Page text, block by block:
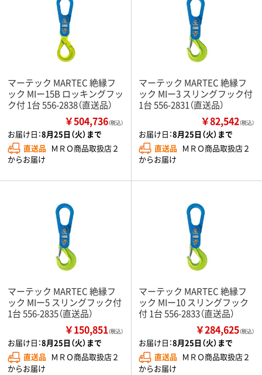
マーテック MARTEC 絶縁フ
ック MIー15B ロッキングフッ
ク付 1台 556-2838（直送品）
￥504,736（税込）
お届け日：8月25日（火）まで
直送品 ＭＲＯ商品取扱店２
からお届け
マーテック MARTEC 絶縁フ
ック MIー3 スリングフック付
1台 556-2831（直送品）
￥82,542（税込）
お届け日：8月25日（火）まで
直送品 ＭＲＯ商品取扱店２
からお届け
マーテック MARTEC 絶縁フ
ック MIー5 スリングフック付
1台 556-2835（直送品）
￥150,851（税込）
お届け日：8月25日（火）まで
直送品 ＭＲＯ商品取扱店２
からお届け
マーテック MARTEC 絶縁フ
ック MIー10 スリングフック
付 1台 556-2833（直送品）
￥284,625（税込）
お届け日：8月25日（火）まで
直送品 ＭＲＯ商品取扱店２
からお届け